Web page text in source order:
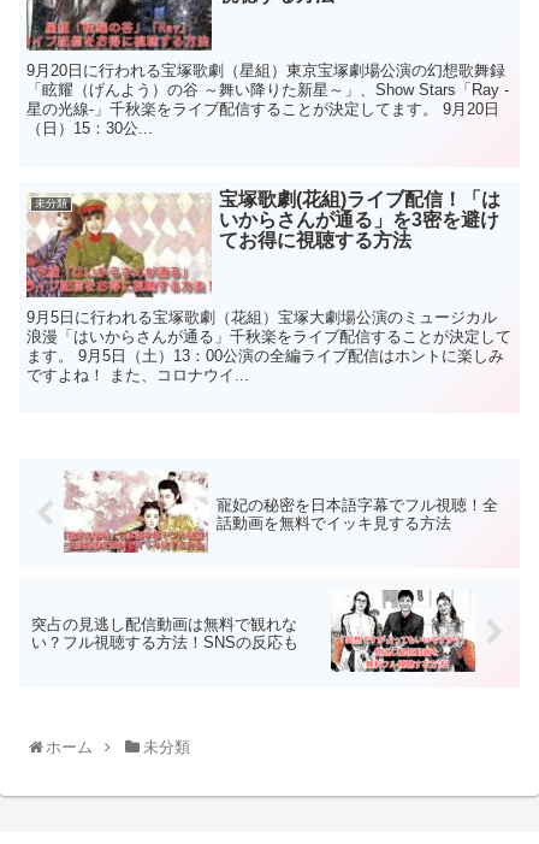
9月20日に行われる宝塚歌劇（星組）東京宝塚劇場公演の幻想歌舞録
「眩耀（げんよう）の谷 ～舞い降りた新星～」、Show Stars「Ray -
星の光線-」千秋楽をライブ配信することが決定してます。 9月20日
（日）15：30公...
未分類
宝塚歌劇(花組)ライブ配信！「は
いからさんが通る」を3密を避け
てお得に視聴する方法
9月5日に行われる宝塚歌劇（花組）宝塚大劇場公演のミュージカル
浪漫「はいからさんが通る」千秋楽をライブ配信することが決定して
ます。 9月5日（土）13：00公演の全編ライブ配信はホントに楽しみ
ですよね！ また、コロナウイ...
寵妃の秘密を日本語字幕でフル視聴！全
話動画を無料でイッキ見する方法
突占の見逃し配信動画は無料で観れな
い？フル視聴する方法！SNSの反応も
ホーム 未分類